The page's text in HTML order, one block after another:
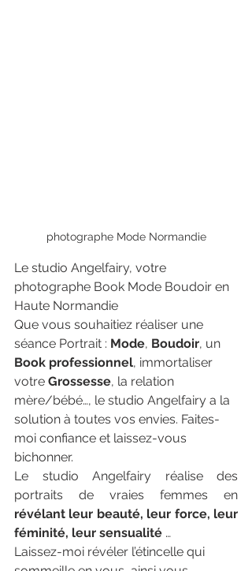
photographe Mode Normandie
Le studio Angelfairy, votre
photographe Book Mode Boudoir en
Haute Normandie
Que vous souhaitiez réaliser une
séance Portrait : Mode, Boudoir, un
Book professionnel, immortaliser
votre Grossesse, la relation
mère/bébé…, le studio Angelfairy a la
solution à toutes vos envies. Faites-
moi confiance et laissez-vous
bichonner.
Le studio Angelfairy réalise des
révélant leur beauté, leur force, leur
féminité, leur sensualité …
Laissez-moi révéler l’étincelle qui